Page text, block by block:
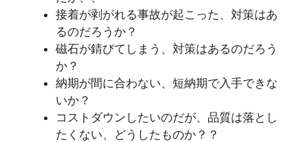
接着が剥がれる事故が起こった、対策はあ
るのだろうか？
磁石が錆びてしまう、対策はあるのだろう
か？
納期が間に合わない、短納期で入手できな
いか？
コストダウンしたいのだが、品質は落とし
たくない、どうしたものか？？